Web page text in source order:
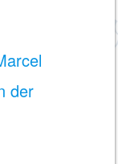
der